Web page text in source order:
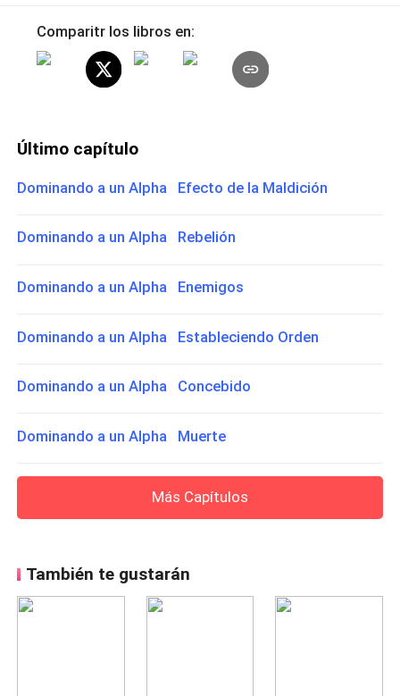
Comparitr los libros en:
Último capítulo
Dominando a un Alpha Efecto de la Maldición
Dominando a un Alpha Rebelión
Dominando a un Alpha Enemigos
Dominando a un Alpha Estableciendo Orden
Dominando a un Alpha Concebido
Dominando a un Alpha Muerte
Más Capítulos
También te gustarán